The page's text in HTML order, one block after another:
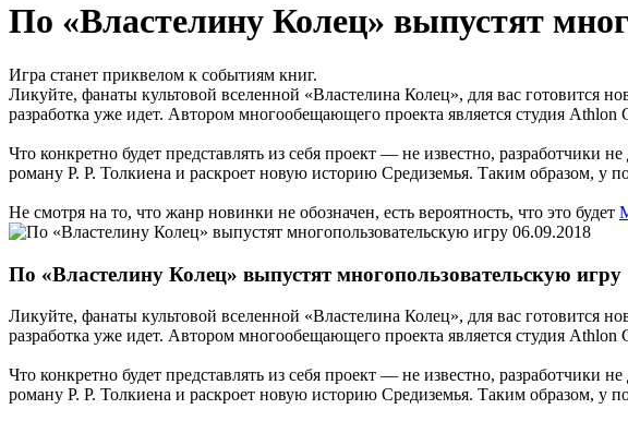
По «Властелину Колец» выпустят
Игра станет приквелом к событиям книг.
Ликуйте, фанаты культовой вселенной «Властелина Колец», для вас готовится
разработка уже идет. Автором многообещающего проекта является студия Athlon
Что конкретно будет представлять из себя проект — не известно,
роману Р. Р. Толкиена и раскроет новую историю Средиземья. Таким образом, у
Не смотря на то, что жанр новинки не обозначен, есть вероятность, что это будет
06.09.2018
По «Властелину Колец» выпустят многопользовательскую игру
Ликуйте, фанаты культовой вселенной «Властелина Колец», для вас готовится
разработка уже идет. Автором многообещающего проекта является студия Athlon
Что конкретно будет представлять из себя проект — не известно,
роману Р. Р. Толкиена и раскроет новую историю Средиземья. Таким образом, у